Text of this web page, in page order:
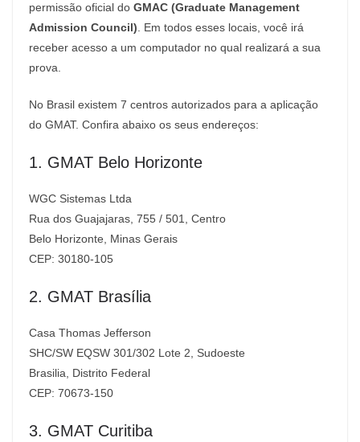
permissão oficial do GMAC (Graduate Management
Admission Council) . Em todos esses locais, você irá
receber acesso a um computador no qual realizará a sua
prova.
No Brasil existem 7 centros autorizados para a aplicação
do GMAT. Confira abaixo os seus endereços:
1. GMAT Belo Horizonte
WGC Sistemas Ltda
Rua dos Guajajaras, 755 / 501, Centro
Belo Horizonte, Minas Gerais
CEP: 30180-105
2. GMAT Brasília
Casa Thomas Jefferson
SHC/SW EQSW 301/302 Lote 2, Sudoeste
Brasilia, Distrito Federal
CEP: 70673-150
3. GMAT Curitiba